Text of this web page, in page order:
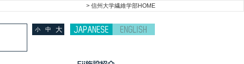
> 信州大学繊維学部HOME
小 中 大